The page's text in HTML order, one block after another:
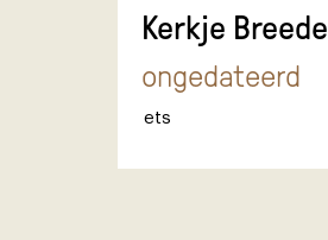
Kerkje Breede
ongedateerd
ets